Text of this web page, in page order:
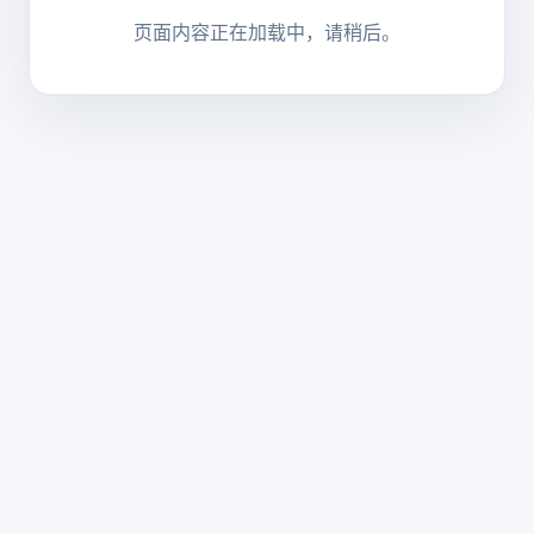
页面内容正在加载中，请稍后。